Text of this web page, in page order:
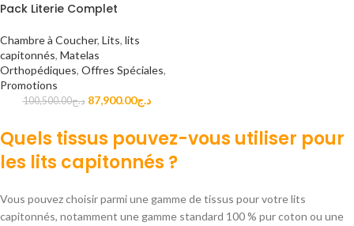
Pack Literie Complet
Chambre à Coucher, Lits, lits
capitonnés, Matelas
Orthopédiques, Offres Spéciales,
Promotions
د.ج100,500.00 د.ج87,900.00
Quels tissus pouvez-vous utiliser pour
les lits capitonnés ?
Vous pouvez choisir parmi une gamme de tissus pour votre lits
capitonnés, notamment une gamme standard 100 % pur coton ou une